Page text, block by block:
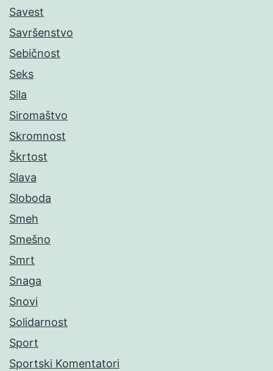
Savest
Savršenstvo
Sebičnost
Seks
Sila
Siromaštvo
Skromnost
Škrtost
Slava
Sloboda
Smeh
Smešno
Smrt
Snaga
Snovi
Solidarnost
Sport
Sportski Komentatori